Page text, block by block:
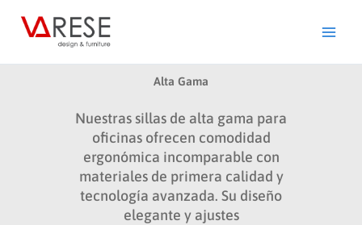
Alta Gama
Nuestras sillas de alta gama para
oficinas ofrecen comodidad
ergonómica incomparable con
materiales de primera calidad y
tecnología avanzada. Su diseño
elegante y ajustes